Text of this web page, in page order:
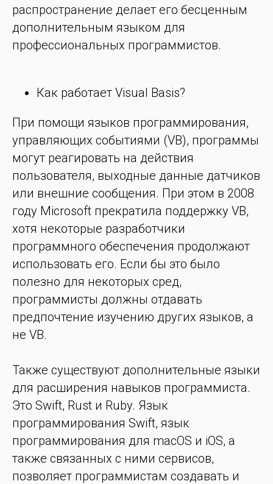
распространение делает его бесценным
дополнительным языком для
профессиональных программистов.
Как работает Visual Basis?
При помощи языков программирования,
управляющих событиями (VB), программы
могут реагировать на действия
пользователя, выходные данные датчиков
или внешние сообщения. При этом в 2008
году Microsoft прекратила поддержку VB,
хотя некоторые разработчики
программного обеспечения продолжают
использовать его. Если бы это было
полезно для некоторых сред,
программисты должны отдавать
предпочтение изучению других языков, а
не VB.
Также существуют дополнительные языки
для расширения навыков программиста.
Это Swift, Rust и Ruby. Язык
программирования Swift, язык
программирования для macOS и iOS, а
также связанных с ними сервисов,
позволяет программистам создавать и